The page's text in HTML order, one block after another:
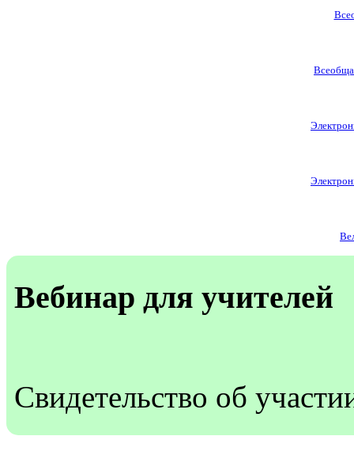
Вебинар для учителей
Свидетельство об